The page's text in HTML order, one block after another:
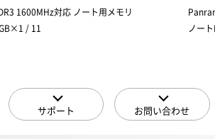
1600MHz対応 ノート用メモリ
/ 11
ノー
サポート お問い合わせ